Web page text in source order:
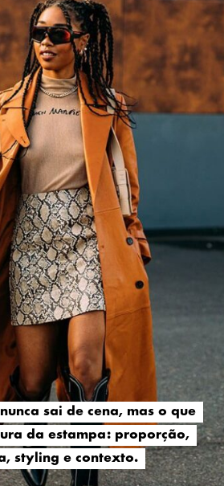
sai de cena, mas o que
da estampa: proporção,
styling e contexto.
sai de cena, mas o que
da estampa: proporção,
styling e contexto.